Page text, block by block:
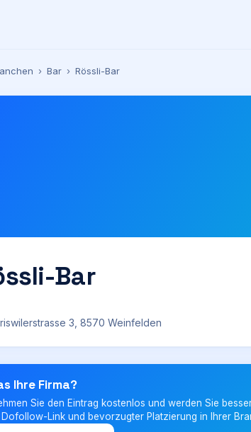
› Bar › Rössli-Bar
Bar
3, 8570 Weinfelden
Ihre Firma?
Sie den Eintrag kostenlos und werden Sie
Dofollow-Link und bevorzugter Platzierung in Ihrer